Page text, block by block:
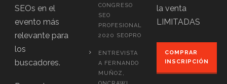
SEOs en el
evento más
relevante para
los
buscadores.
CONGRESO
SEO
PROFESIONAL
2020 SEOPRO
ENTREVISTA
A FERNANDO
MUÑOZ,
la venta
LIMITADAS
COMPRAR
INSCRIPCIÓN